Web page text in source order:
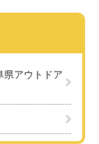
県アウトドア